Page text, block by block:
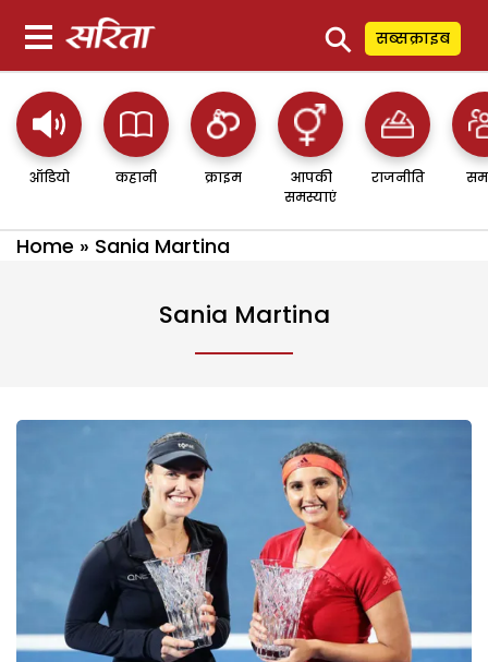
⚲ सब्सक्राइब
ऑडियो कहानी क्राइम
आपकी
समस्याएं
राजनीति
Home » Sania Martina
Sania Martina